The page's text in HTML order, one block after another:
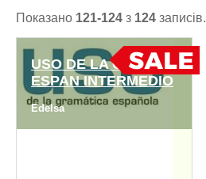
Показано 121-124 з 124 записів.
USO DE LA GRAM
ESPAN INTERMEDIO
Edelsa
USO DE LA GRAM
ESPAN INTERMEDIO